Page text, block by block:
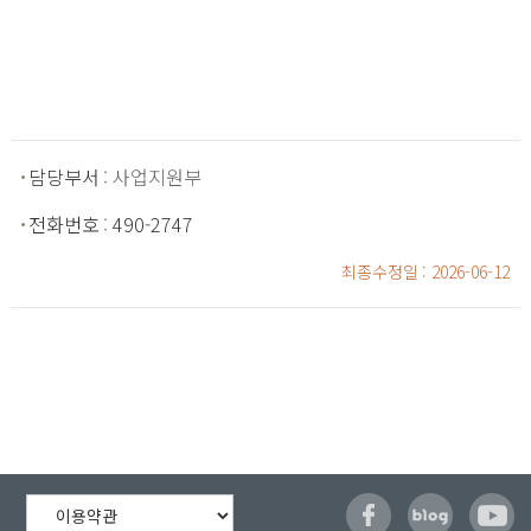
담당부서 : 사업지원부
전화번호 : 490-2747
최종수정일 : 2026-06-12